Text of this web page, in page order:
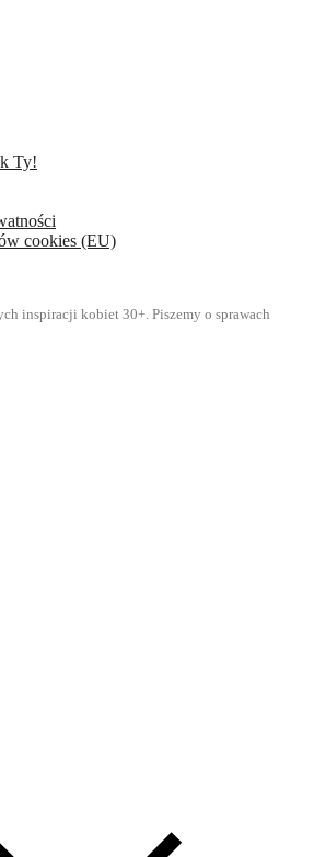
Ty!
cookies (EU)
inspiracji kobiet 30+. Piszemy o sprawach